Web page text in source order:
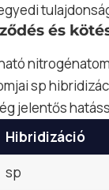
és
sp
jelentős
Hibridizáció
sp